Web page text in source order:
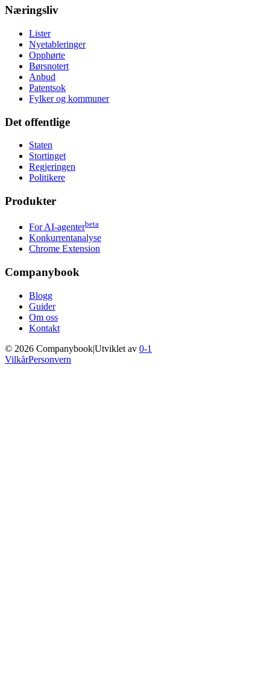
Næringsliv
Lister
Nyetableringer
Opphørte
Børsnotert
Anbud
Patentsok
Fylker og kommuner
Det offentlige
Staten
Stortinget
Regjeringen
Politikere
Produkter
For AI-agenterbeta
Konkurrentanalyse
Chrome Extension
Companybook
Blogg
Guider
Om oss
Kontakt
© 2026 Companybook|Utviklet av 0-1
VilkårPersonvern